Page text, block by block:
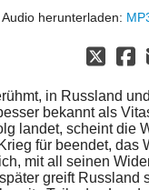
Audio herunterladen:
in Russland
bekannt als
landet, scheint die
für beendet, das
mit all seinen
greift Russland